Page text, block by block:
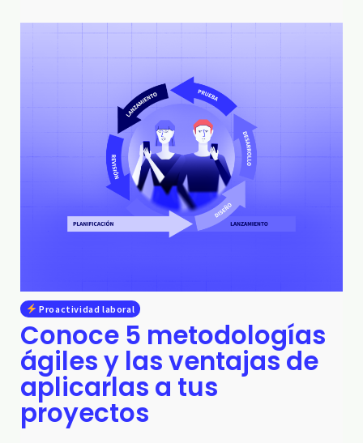
Proactividad laboral
Conoce 5 metodologías
ágiles y las ventajas de
aplicarlas a tus
proyectos